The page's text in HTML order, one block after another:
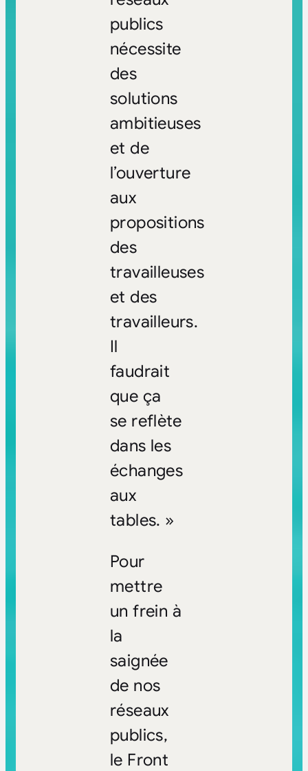
publics
nécessite
des
solutions
ambitieuses
et de
l’ouverture
aux
propositions
des
travailleuses
et des
travailleurs.
Il
faudrait
que ça
se reflète
dans les
échanges
aux
tables. »
Pour
mettre
un frein à
la
saignée
de nos
réseaux
publics,
le Front